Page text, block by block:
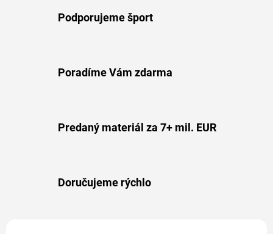
Podporujeme šport
Poradíme Vám zdarma
Predaný materiál za 7+ mil. EUR
Doručujeme rýchlo